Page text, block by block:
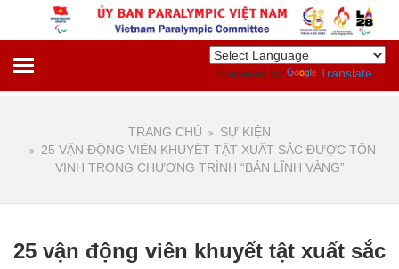
Powered by Translate
TRANG CHỦ
SỰ KIỆN
25 VẬN ĐỘNG VIÊN KHUYẾT TẬT XUẤT SẮC ĐƯỢC TÔN
VINH TRONG CHƯƠNG TRÌNH “BẢN LĨNH VÀNG”
25 vận động viên khuyết tật xuất sắc